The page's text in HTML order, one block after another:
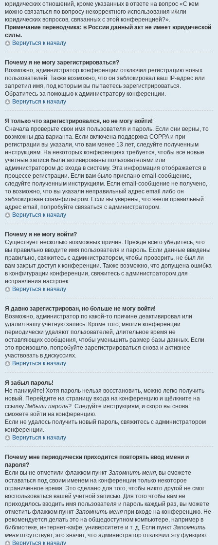
юридических отношений, кроме указанных в ответе на вопрос «С кем
можно связаться по вопросу некорректного использования и/или
юридических вопросов, связанных с этой конференцией?».
Примечание переводчика: в России данный акт не имеет юридической
силы.
Вернуться к началу
Почему я не могу зарегистрироваться?
Возможно, администратор конференции отключил регистрацию новых
пользователей. Также возможно, что он заблокировал ваш IP-адрес или
запретил имя, под которым вы пытаетесь зарегистрироваться.
Обратитесь за помощью к администратору конференции.
Вернуться к началу
Я только что зарегистрировался, но не могу войти!
Сначала проверьте свои имя пользователя и пароль. Если они верны, то
возможны два варианта. Если включена поддержка COPPA и при
регистрации вы указали, что вам менее 13 лет, следуйте полученным
инструкциям. На некоторых конференциях требуется, чтобы все новые
учётные записи были активированы пользователями или
администратором до входа в систему. Эта информация отображается в
процессе регистрации. Если вам было прислано email-сообщение,
следуйте полученным инструкциям. Если email-сообщение не получено,
то возможно, что вы указали неправильный адрес email либо он
заблокирован спам-фильтром. Если вы уверены, что ввели правильный
адрес email, попробуйте связаться с администратором.
Вернуться к началу
Почему я не могу войти?
Существует несколько возможных причин. Прежде всего убедитесь, что
вы правильно вводите имя пользователя и пароль. Если данные введены
правильно, свяжитесь с администратором, чтобы проверить, не был ли
вам закрыт доступ к конференции. Также возможно, что допущена ошибка
в конфигурации конференции, свяжитесь с администратором для
исправления настроек.
Вернуться к началу
Я давно зарегистрирован, но больше не могу войти!
Возможно, администратор по какой-то причине деактивировал или
удалил вашу учётную запись. Кроме того, многие конференции
периодически удаляют пользователей, длительное время не
оставляющих сообщения, чтобы уменьшить размер базы данных. Если
это произошло, попробуйте зарегистрироваться снова и активнее
участвовать в дискуссиях.
Вернуться к началу
Я забыл пароль!
Не паникуйте! Хотя пароль нельзя восстановить, можно легко получить
новый. Перейдите на страницу входа на конференцию и щёлкните на
ссылку Забыли пароль?. Следуйте инструкциям, и скоро вы снова
сможете войти на конференцию.
Если не удалось получить новый пароль, свяжитесь с администратором
конференции.
Вернуться к началу
Почему мне периодически приходится повторять ввод имени и
пароля?
Если вы не отметили флажком пункт Запомнить меня, вы сможете
оставаться под своим именем на конференции только некоторое
ограниченное время. Это сделано для того, чтобы никто другой не смог
воспользоваться вашей учётной записью. Для того чтобы вам не
приходилось вводить имя пользователя и пароль каждый раз, вы можете
отметить флажком пункт Запомнить меня при входе на конференцию. Не
рекомендуется делать это на общедоступном компьютере, например в
библиотеке, интернет-кафе, университете и т. д. Если пункт Запомнить
меня отсутствует, это значит, что администратор отключил эту функцию.
Вернуться к началу